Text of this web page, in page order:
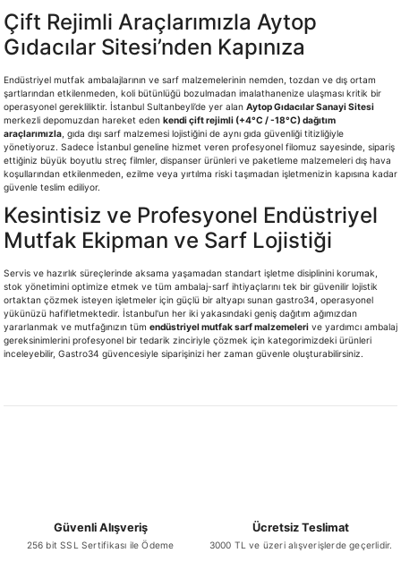
Çift Rejimli Araçlarımızla Aytop
Gıdacılar Sitesi’nden Kapınıza
Endüstriyel mutfak ambalajlarının ve sarf malzemelerinin nemden, tozdan ve dış ortam
şartlarından etkilenmeden, koli bütünlüğü bozulmadan imalathanenize ulaşması kritik bir
operasyonel gerekliliktir. İstanbul Sultanbeyli’de yer alan Aytop Gıdacılar Sanayi Sitesi
merkezli depomuzdan hareket eden kendi çift rejimli (+4°C / -18°C) dağıtım
araçlarımızla , gıda dışı sarf malzemesi lojistiğini de aynı gıda güvenliği titizliğiyle
yönetiyoruz. Sadece İstanbul geneline hizmet veren profesyonel filomuz sayesinde, sipariş
ettiğiniz büyük boyutlu streç filmler, dispanser ürünleri ve paketleme malzemeleri dış hava
koşullarından etkilenmeden, ezilme veya yırtılma riski taşımadan işletmenizin kapısına kadar
güvenle teslim ediliyor.
Kesintisiz ve Profesyonel Endüstriyel
Mutfak Ekipman ve Sarf Lojistiği
Servis ve hazırlık süreçlerinde aksama yaşamadan standart işletme disiplinini korumak,
stok yönetimini optimize etmek ve tüm ambalaj-sarf ihtiyaçlarını tek bir güvenilir lojistik
ortaktan çözmek isteyen işletmeler için güçlü bir altyapı sunan gastro34, operasyonel
yükünüzü hafifletmektedir. İstanbul'un her iki yakasındaki geniş dağıtım ağımızdan
yararlanmak ve mutfağınızın tüm endüstriyel mutfak sarf malzemeleri ve yardımcı ambalaj
gereksinimlerini profesyonel bir tedarik zinciriyle çözmek için kategorimizdeki ürünleri
inceleyebilir, Gastro34 güvencesiyle siparişinizi her zaman güvenle oluşturabilirsiniz.
Güvenli Alışveriş
256 bit SSL Sertifikası ile Ödeme
Ücretsiz Teslimat
3000 TL ve üzeri alışverişlerde geçerlidir.